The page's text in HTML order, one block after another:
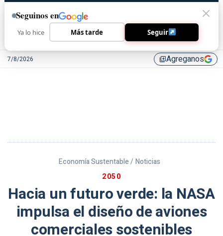
7/8/2026 library_addAgreganos
Economía Sustentable / Noticias
2050
Hacia un futuro verde: la NASA
impulsa el diseño de aviones
comerciales sostenibles
Seguinos en
Ya lo hice Más tarde Seguir